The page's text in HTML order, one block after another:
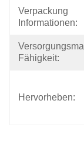
Verpackung
Informationen:
Fähigkeit:
Hervorheben: